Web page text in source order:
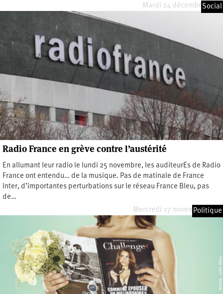
Mardi 24 décembre 2019
Social
Radio France en grève contre l’austérité
En allumant leur radio le lundi 25 novembre, les auditeurEs de Radio
France ont entendu… de la musique. Pas de matinale de France
Inter, d’importantes perturbations sur le réseau France Bleu, pas
de…
Mercredi 27 novembre 2019
Politique